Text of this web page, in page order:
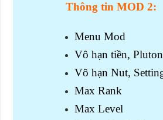
Thông tin MOD 2:
Menu Mod
Vô hạn tiền,
Vô hạn Nut,
Max Rank
Max Level